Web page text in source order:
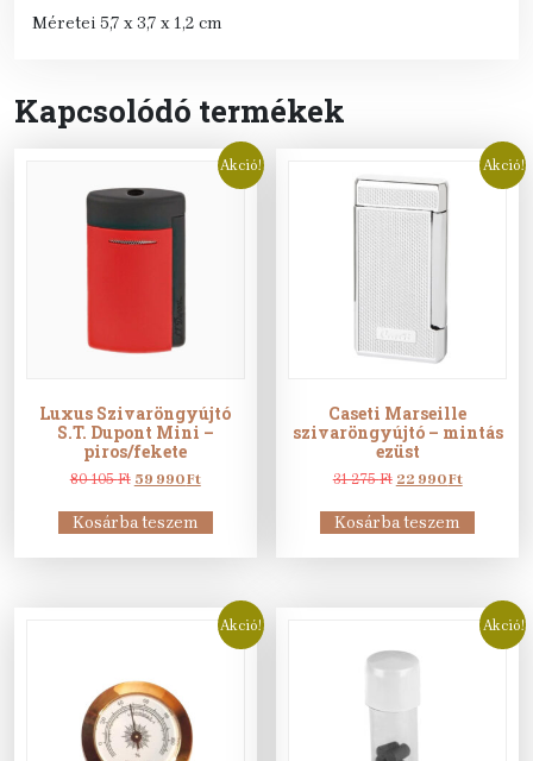
Méretei 5,7 x 3,7 x 1,2 cm
Kapcsolódó termékek
Akció!
Luxus Szivaröngyújtó
S.T. Dupont Mini –
piros/fekete
80 105Ft Original
was:
80
59 990FtCurrent
is:
59
Kosárba teszem
Akció!
Caseti Marseille
szivaröngyújtó – mintás
ezüst
31 275Ft Original
was:
31
22 990FtCurrent
is:
22
Kosárba teszem
Akció! Akció!